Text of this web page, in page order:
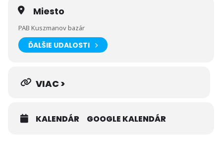
Miesto
PAB Kuszmanov bazár
ĎALŠIE UDALOSTI
VIAC >
KALENDÁR GOOGLE KALENDÁR